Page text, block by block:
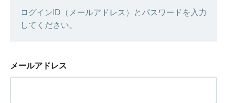
ログインID（メールアドレス）とパスワードを入力
してください。
メールアドレス